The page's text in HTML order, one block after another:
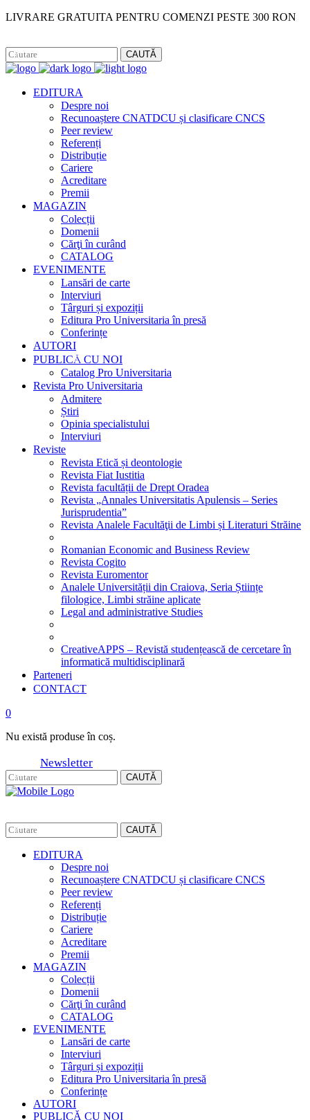
LIVRARE GRATUITA PENTRU COMENZI PESTE 300 RON
CAUTĂ
EDITURA
Despre noi
Recunoaștere CNATDCU și clasificare CNCS
Peer review
Referenți
Distribuție
Cariere
Acreditare
Premii
MAGAZIN
Colecții
Domenii
Cărţi în curând
CATALOG
EVENIMENTE
Lansări de carte
Interviuri
Târguri și expoziții
Editura Pro Universitaria în presă
Conferințe
AUTORI
PUBLICĂ CU NOI
Catalog Pro Universitaria
Revista Pro Universitaria
Admitere
Știri
Opinia specialistului
Interviuri
Reviste
Revista Etică și deontologie
Revista Fiat Iustitia
Revista facultății de Drept Oradea
Revista „Annales Universitatis Apulensis – Series
Jurisprudentia”
Revista Analele Facultăţii de Limbi și Literaturi Străine
Romanian Economic and Business Review
Revista Cogito
Revista Euromentor
Analele Universității din Craiova, Seria Științe
filologice, Limbi străine aplicate
Legal and administrative Studies
CreativeAPPS – Revistă studențească de cercetare în
informatică multidisciplinară
Parteneri
CONTACT
0
Nu există produse în coș.
Newsletter
CAUTĂ
CAUTĂ
EDITURA
Despre noi
Recunoaștere CNATDCU și clasificare CNCS
Peer review
Referenți
Distribuție
Cariere
Acreditare
Premii
MAGAZIN
Colecții
Domenii
Cărţi în curând
CATALOG
EVENIMENTE
Lansări de carte
Interviuri
Târguri și expoziții
Editura Pro Universitaria în presă
Conferințe
AUTORI
PUBLICĂ CU NOI